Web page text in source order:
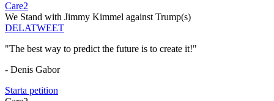
Care2
We Stand with Jimmy Kimmel against Trump(s)
DELATWEET
"The best way to predict the future is to create it!"
- Denis Gabor
Starta petition